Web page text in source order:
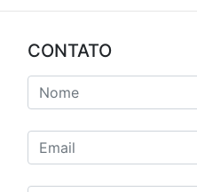
CONTATO